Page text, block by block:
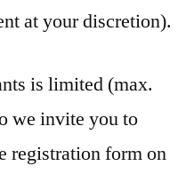
at your discretion).
is limited (max.
we invite you to
registration form on